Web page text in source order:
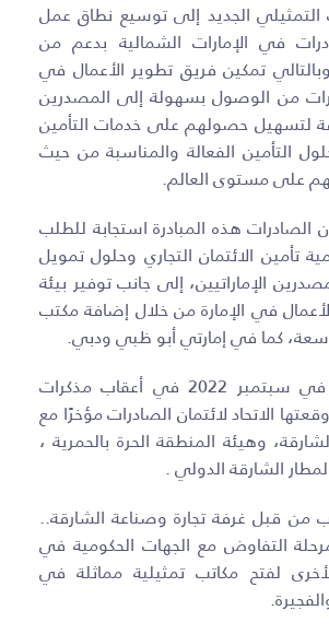
الجديد إلى توسيع نطاق عمل
في الإمارات الشمالية بدعم من
تمكين فريق تطوير الأعمال في
من الوصول بسهولة إلى المصدرين
لتسهيل حصولهم على خدمات التأمين
التأمين الفعالة والمناسبة من حيث
على مستوى العالم.
الصادرات هذه المبادرة استجابة للطلب
تأمين الائتمان التجاري وحلول تمويل
الإماراتيين، إلى جانب توفير بيئة
في الإمارة من خلال إضافة مكتب
كما في إمارتي أبو ظبي ودبي.
يأتي افتتاح المكتب في سبتمبر 2022 في أعقاب مذكرات
الاتحاد لائتمان الصادرات مؤخرًا مع
وهيئة المنطقة الحرة بالحمرية ،
الشارقة الدولي .
من قبل غرفة تجارة وصناعة الشارقة..
التفاوض مع الجهات الحكومية في
لفتح مكاتب تمثيلية مماثلة في